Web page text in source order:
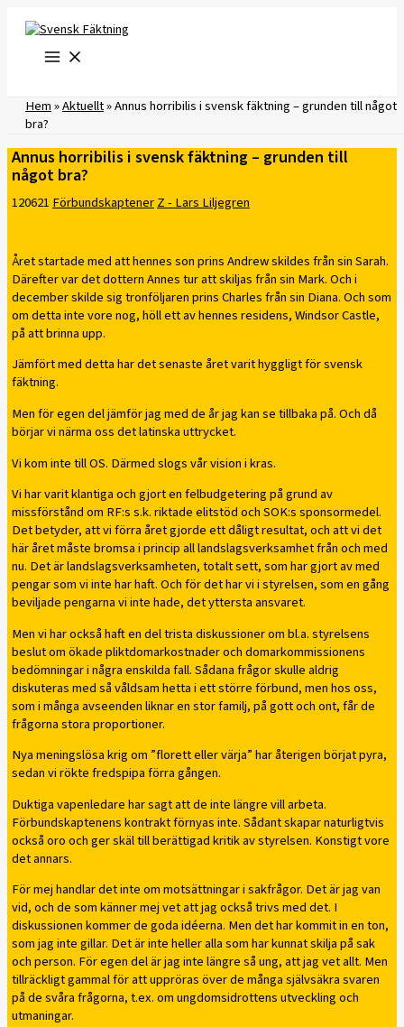
innehåll
Hem»Aktuellt»Annus horribilis i svensk fäktning – grunden till något
bra?
Annus horribilis i svensk fäktning – grunden till
något bra?
120621FörbundskaptenerZ - Lars Liljegren
Året startade med att hennes son prins Andrew skildes från sin Sarah.
Därefter var det dottern Annes tur att skiljas från sin Mark. Och i
december skilde sig tronföljaren prins Charles från sin Diana. Och som
om detta inte vore nog, höll ett av hennes residens, Windsor Castle,
på att brinna upp.
Jämfört med detta har det senaste året varit hyggligt för svensk
fäktning.
Men för egen del jämför jag med de år jag kan se tillbaka på. Och då
börjar vi närma oss det latinska uttrycket.
Vi kom inte till OS. Därmed slogs vår vision i kras.
Vi har varit klantiga och gjort en felbudgetering på grund av
missförstånd om RF:s s.k. riktade elitstöd och SOK:s sponsormedel.
Det betyder, att vi förra året gjorde ett dåligt resultat, och att vi det
här året måste bromsa i princip all landslagsverksamhet från och med
nu. Det är landslagsverksamheten, totalt sett, som har gjort av med
pengar som vi inte har haft. Och för det har vi i styrelsen, som en gång
beviljade pengarna vi inte hade, det yttersta ansvaret.
Men vi har också haft en del trista diskussioner om bl.a. styrelsens
beslut om ökade pliktdomarkostnader och domarkommissionens
bedömningar i några enskilda fall. Sådana frågor skulle aldrig
diskuteras med så våldsam hetta i ett större förbund, men hos oss,
som i många avseenden liknar en stor familj, på gott och ont, får de
frågorna stora proportioner.
Nya meningslösa krig om ”florett eller värja” har återigen börjat pyra,
sedan vi rökte fredspipa förra gången.
Duktiga vapenledare har sagt att de inte längre vill arbeta.
Förbundskaptenens kontrakt förnyas inte. Sådant skapar naturligtvis
också oro och ger skäl till berättigad kritik av styrelsen. Konstigt vore
det annars.
För mej handlar det inte om motsättningar i sakfrågor. Det är jag van
vid, och de som känner mej vet att jag också trivs med det. I
diskussionen kommer de goda idéerna. Men det har kommit in en ton,
som jag inte gillar. Det är inte heller alla som har kunnat skilja på sak
och person. För egen del är jag inte längre så ung, att jag vet allt. Men
tillräckligt gammal för att uppröras över de många självsäkra svaren
på de svåra frågorna, t.ex. om ungdomsidrottens utveckling och
utmaningar.